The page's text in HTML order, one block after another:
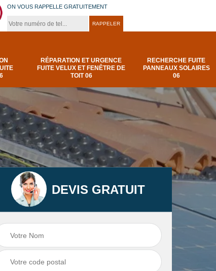
ON VOUS RAPPELLE GRATUITEMENT
RÉPARATION ET URGENCE
FUITE VELUX ET FENÊTRE DE
TOIT 06
RECHERCHE FUITE
PANNEAUX SOLAIRES
06
Réparation fuite de
toiture-06
DEVIS GRATUIT